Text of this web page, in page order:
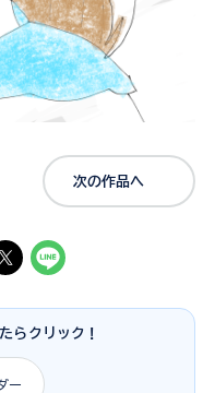
次の作品へ
らクリック！
ー